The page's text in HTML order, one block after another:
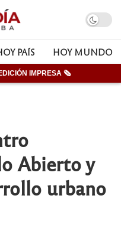
PAÍS HOY MUNDO
IMPRESA 🗞
Abierto y
urbano